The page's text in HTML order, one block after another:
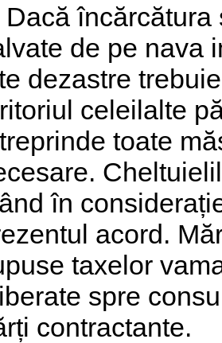
Dacă
de pe nava
dezastre
celeilalte
toate
în
acord.
taxelor
spre
contractante.